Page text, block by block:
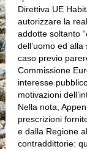
Direttiva UE
autorizzare la
addotte soltanto
dell’uomo ed
caso previo
Commissione
interesse
motivazioni
Nella nota,
prescrizioni
e dalla Regione
contraddittorie: